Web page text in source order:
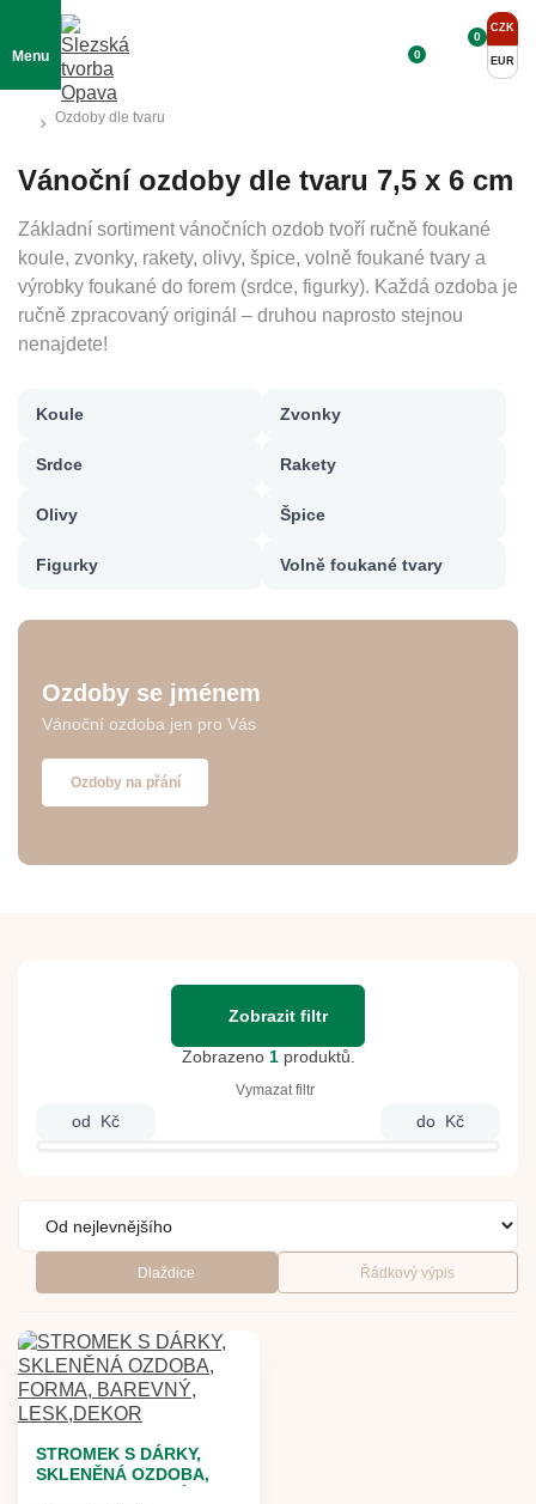
Menu 0
CZK
EUR
0
Ozdoby dle tvaru
Vánoční ozdoby dle tvaru 7,5 x 6 cm
Základní sortiment vánočních ozdob tvoří ručně foukané
koule, zvonky, rakety, olivy, špice, volně foukané tvary a
výrobky foukané do forem (srdce, figurky). Každá ozdoba je
ručně zpracovaný originál – druhou naprosto stejnou
nenajdete!
Koule Zvonky
Srdce Rakety
Olivy Špice
Figurky Volně foukané tvary
Ozdoby se jménem
Vánoční ozdoba jen pro Vás
Ozdoby na přání
Zobrazit filtr
Zobrazeno 1produktů.
Vymazat filtr
od Kč do Kč
Dlaždice Řádkový výpis
STROMEK S DÁRKY,
SKLENĚNÁ OZDOBA,